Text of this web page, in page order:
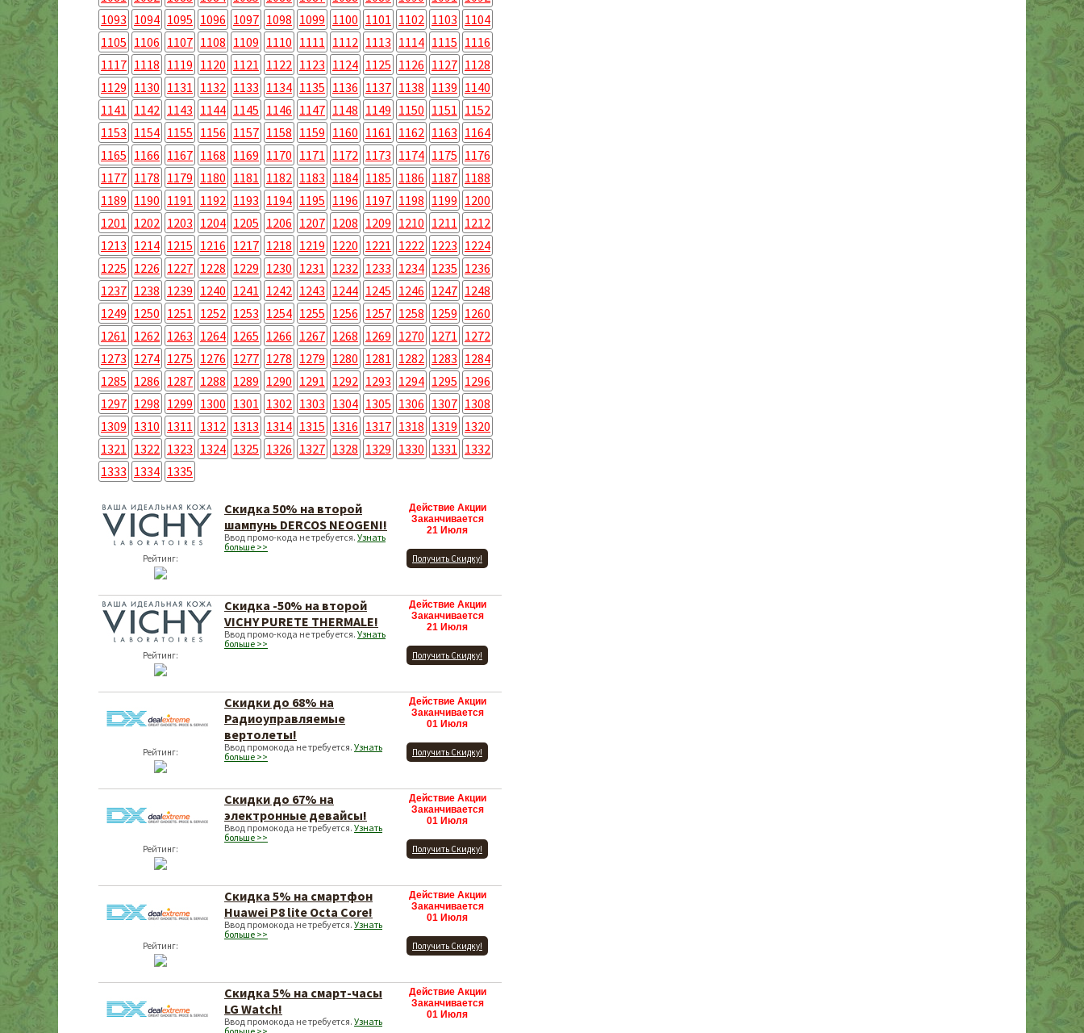
1093 1094 1095 1096 1097 1098 1099 1100 1101 1102 1103 1104
1105 1106 1107 1108 1109 1110 1111 1112 1113 1114 1115 1116
1117 1118 1119 1120 1121 1122 1123 1124 1125 1126 1127 1128
1129 1130 1131 1132 1133 1134 1135 1136 1137 1138 1139 1140
1141 1142 1143 1144 1145 1146 1147 1148 1149 1150 1151 1152
1153 1154 1155 1156 1157 1158 1159 1160 1161 1162 1163 1164
1165 1166 1167 1168 1169 1170 1171 1172 1173 1174 1175 1176
1177 1178 1179 1180 1181 1182 1183 1184 1185 1186 1187 1188
1189 1190 1191 1192 1193 1194 1195 1196 1197 1198 1199 1200
1201 1202 1203 1204 1205 1206 1207 1208 1209 1210 1211 1212
1213 1214 1215 1216 1217 1218 1219 1220 1221 1222 1223 1224
1225 1226 1227 1228 1229 1230 1231 1232 1233 1234 1235 1236
1237 1238 1239 1240 1241 1242 1243 1244 1245 1246 1247 1248
1249 1250 1251 1252 1253 1254 1255 1256 1257 1258 1259 1260
1261 1262 1263 1264 1265 1266 1267 1268 1269 1270 1271 1272
1273 1274 1275 1276 1277 1278 1279 1280 1281 1282 1283 1284
1285 1286 1287 1288 1289 1290 1291 1292 1293 1294 1295 1296
1297 1298 1299 1300 1301 1302 1303 1304 1305 1306 1307 1308
1309 1310 1311 1312 1313 1314 1315 1316 1317 1318 1319 1320
1321 1322 1323 1324 1325 1326 1327 1328 1329 1330 1331 1332
1333 1334 1335
Рейтинг:
Скидка 50% на второй
шампунь DERCOS NEOGENI!
Ввод промо-кода не требуется. Узнать
больше >>
Действие Акции
Заканчивается
21 Июля
Получить Скидку!
Рейтинг:
Скидка -50% на второй
VICHY PURETE THERMALE!
Ввод промо-кода не требуется. Узнать
больше >>
Действие Акции
Заканчивается
21 Июля
Получить Скидку!
Рейтинг:
Скидки до 68% на
Радиоуправляемые
вертолеты!
Ввод промокода не требуется. Узнать
больше >>
Действие Акции
Заканчивается
01 Июля
Получить Скидку!
Рейтинг:
Скидки до 67% на
электронные девайсы!
Ввод промокода не требуется. Узнать
больше >>
Действие Акции
Заканчивается
01 Июля
Получить Скидку!
Рейтинг:
Скидка 5% на смартфон
Huawei P8 lite Octa Core!
Ввод промокода не требуется. Узнать
больше >>
Действие Акции
Заканчивается
01 Июля
Получить Скидку!
Скидка 5% на смарт-часы
LG Watch!
Ввод промокода не требуется. Узнать
Действие Акции
Заканчивается
01 Июля